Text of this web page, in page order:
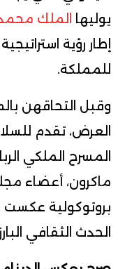
يوليها
الملك
إطار رؤية
للمملكة.
وقبل التحاقهن
العرض، تقدم
المسرح الملكي
ماكرون، أعضاء
بروتوكولية عكست
الحدث الثقافي